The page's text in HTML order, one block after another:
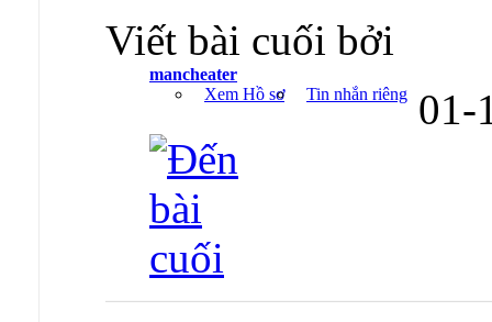
Viết bài cuối bởi
mancheater
Xem Hồ sơ
Tin nhắn riêng 01-